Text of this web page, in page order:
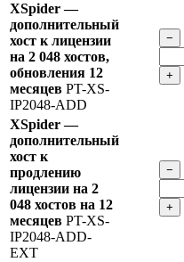
XSpider —
дополнительный
хост к лицензии
на 2 048 хостов,
обновления 12
месяцев PT-XS-
IP2048-ADD
−
+
XSpider —
дополнительный
хост к
продлению
лицензии на 2
048 хостов на 12
месяцев PT-XS-
IP2048-ADD-
EXT
−
+